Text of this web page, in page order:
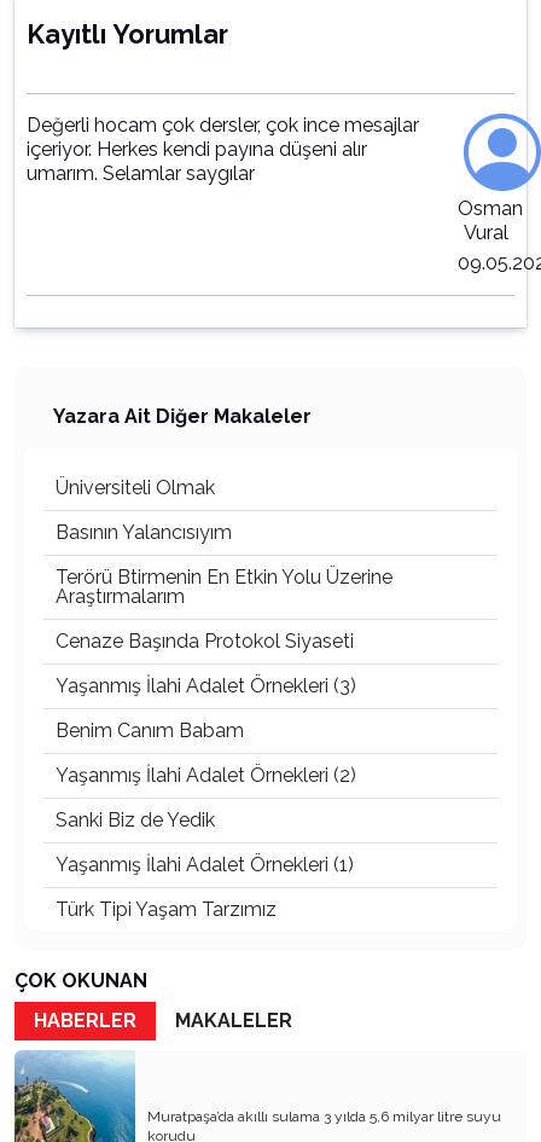
Kayıtlı Yorumlar
Değerli hocam çok dersler, çok ince mesajlar
içeriyor. Herkes kendi payına düşeni alır
umarım. Selamlar saygılar
Osman
Vural
Yazara Ait Diğer Makaleler
Üniversiteli Olmak
Basının Yalancısıyım
Terörü Btirmenin En Etkin Yolu Üzerine
Araştırmalarım
Cenaze Başında Protokol Siyaseti
Yaşanmış İlahi Adalet Örnekleri (3)
Benim Canım Babam
Yaşanmış İlahi Adalet Örnekleri (2)
Sanki Biz de Yedik
Yaşanmış İlahi Adalet Örnekleri (1)
Türk Tipi Yaşam Tarzımız
Katil Ağaçlar
Keşke Herkes Sevdiği ve İyi Bildiği İşi Yapsa
Veda Mektubum
Avm’ler Sinek Avlıyor
ÇOK OKUNAN
HABERLER
MAKALELER
Muratpaşa’da akıllı sulama 3 yılda 5,6 milyar litre suyu
korudu